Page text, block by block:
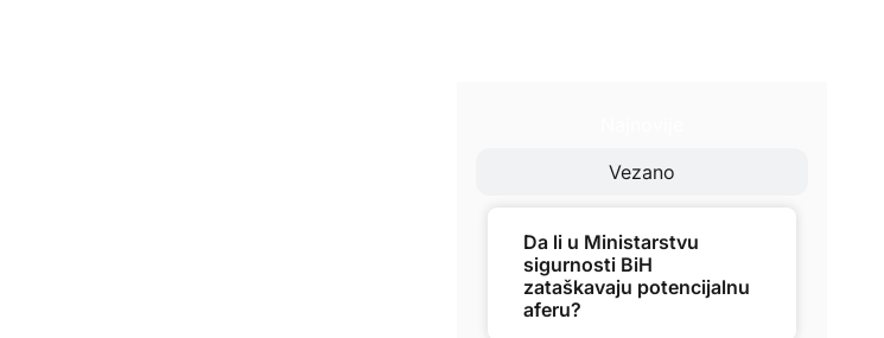
Vezano
Da li u Ministarstvu
sigurnosti BiH
zataškavaju potencijalnu
aferu?